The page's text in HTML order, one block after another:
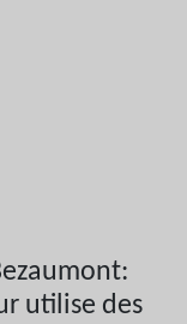
utilise des